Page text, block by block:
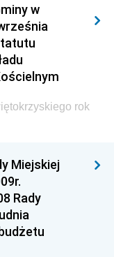
i
Szkolnictwa
Miar
i Rozwoju Wsi
Narodowej i
i Nauki
w
rok
Miejskiej
Rady